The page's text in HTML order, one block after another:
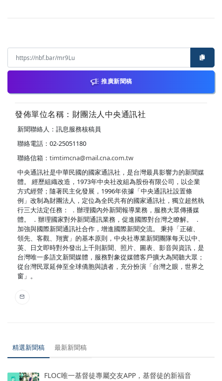
推廣新聞稿
發佈單位名稱：財團法人中央通訊社
新聞聯絡人：訊息服務核稿員
聯絡電話：02-25051180
聯絡信箱： timtimcna@mail.cna.com.tw
中央通訊社是中華民國的國家通訊社，是台灣最具影響力的新聞媒
體。 經歷組織改造，1973年中央社改組為股份有限公司，以企業
方式經營；隨著民主化發展，1996年依據「中央通訊社設置條
例」改制為財團法人，定位為全民共有的國家通訊社，獨立超然執
行三大法定任務： ．辦理國內外新聞報導業務，服務大眾傳播媒
體。 ．辦理國家對外新聞通訊業務，促進國際對台灣之瞭解。 ．
加強與國際新聞通訊社合作，增進國際新聞交流。 秉持「正確、
領先、客觀、翔實」的基本原則，中央社專業新聞團隊每天以中、
英、日文即時對外發出上千則新聞、照片、圖表、影音與資訊，是
台灣唯一多語文新聞媒體，服務對象從媒體客戶擴大為閱聽大眾；
從台灣民眾延伸至全球僑胞與讀者，充分扮演「台灣之眼，世界之
窗」。
精選新聞稿 最新新聞稿
FLOC唯一基督徒專屬交友APP，基督徒的新福音